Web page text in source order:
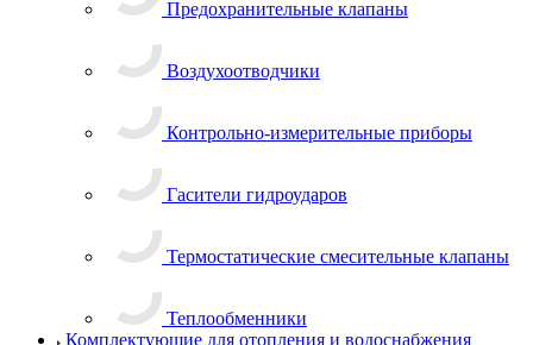
Предохранительные клапаны
Воздухоотводчики
Контрольно-измерительные приборы
Гасители гидроударов
Термостатические смесительные клапаны
Теплообменники
Комплектующие для отопления и водоснабжения